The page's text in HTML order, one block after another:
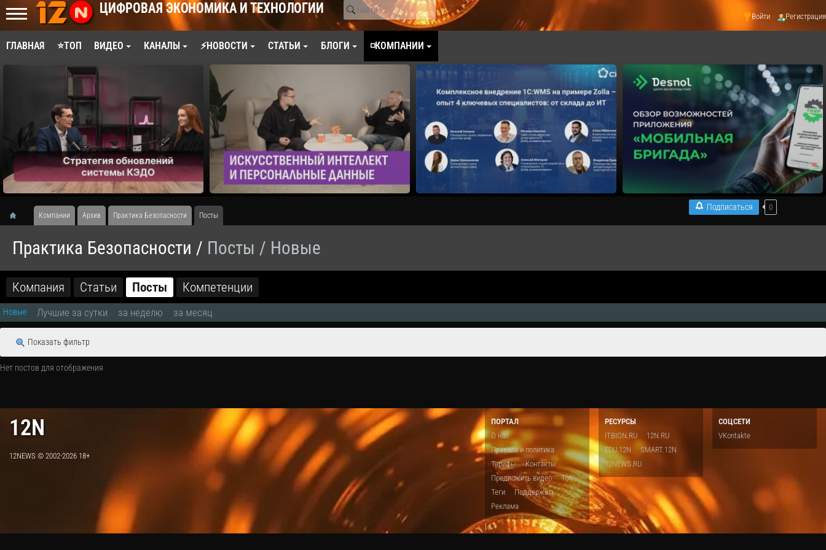
ЦИФРОВАЯ ЭКОНОМИКА И ТЕХНОЛОГИИ Войти Регистрация
ГЛАВНАЯ ⭐ТОП ВИДЕО КАНАЛЫ ⚡НОВОСТИ СТАТЬИ БЛОГИ ◽КОМПАНИИ
Компании Архив Практика Безопасности Посты
Практика Безопасности / Посты / Новые
Компания Статьи Посты Компетенции
Подписаться 0
Новые Лучшие за сутки за неделю за месяц
Показать фильтр
Нет постов для отображения
12N
12NEWS © 2002-2026 18+
ПОРТАЛ
О нас
Правила и политика
Тарифы
Контакты
Предложить видео
Топ
Теги
Поддержать
Реклама
РЕСУРСЫ
ITBION.RU
12N.RU
EDU.12N
SMART.12N
12NEWS.RU
СОЦСЕТИ
VKontakte
|